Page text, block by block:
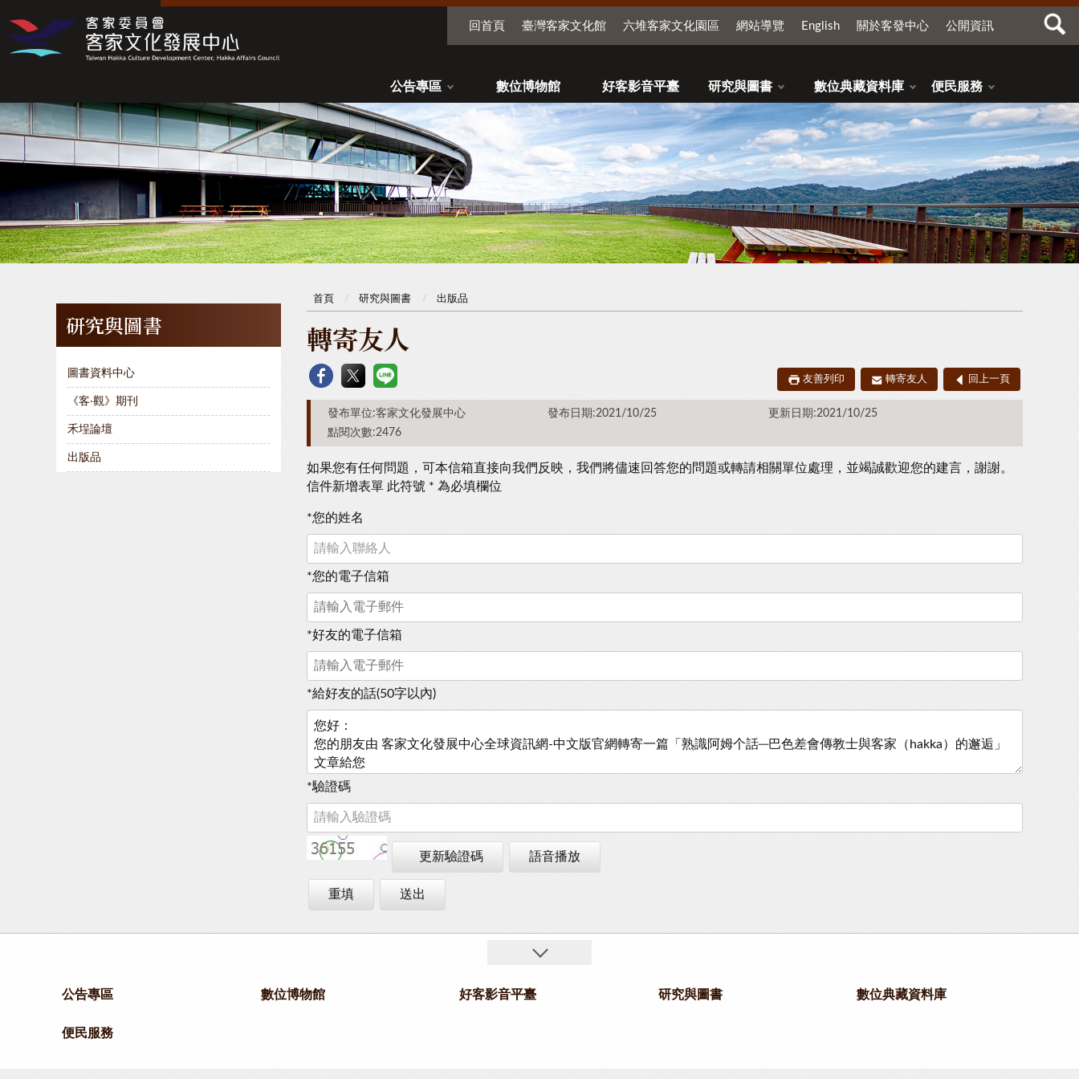
回首頁 臺灣客家文化館 六堆客家文化園區 網站導覽 English 關於客發中心 公開資訊
公告專區 數位博物館 好客影音平臺 研究與圖書 數位典藏資料庫 便民服務
研究與圖書
圖書資料中心
《客‧觀》期刊
禾埕論壇
出版品
首頁 研究與圖書 出版品
轉寄友人
友善列印 轉寄友人 回上一頁
發布單位:客家文化發展中心 發布日期:2021/10/25
更新日期:2021/10/25
點閱次數:2476
如果您有任何問題，可本信箱直接向我們反映，我們將儘速回答您的問題或轉請相關單位處理，並竭誠歡迎您的建言，謝謝。
信件新增表單 此符號 * 為必填欄位
*您的姓名
*您的電子信箱
*好友的電子信箱
*給好友的話(50字以內)
*驗證碼
更新驗證碼 語音播放
重填 送出
公告專區 數位博物館 好客影音平臺 研究與圖書 數位典藏資料庫
便民服務